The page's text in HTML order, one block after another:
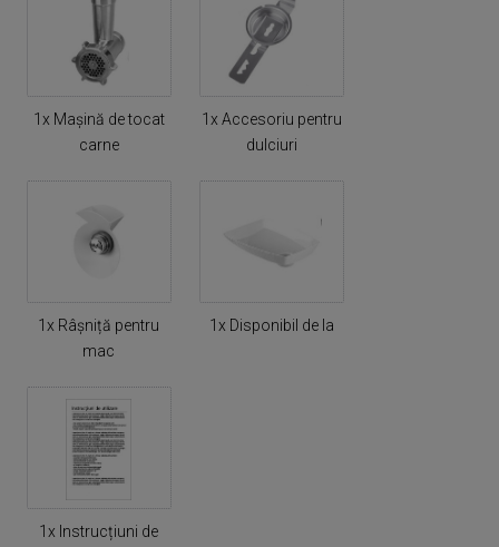
1x Mașină de tocat
carne
1x Accesoriu pentru
dulciuri
1x Râșniță pentru
mac
1x Disponibil de la
1x Instrucțiuni de